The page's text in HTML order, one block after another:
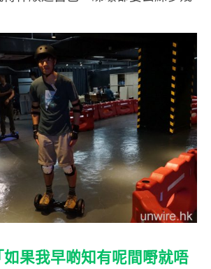
果我早啲知有呢間嘢就唔